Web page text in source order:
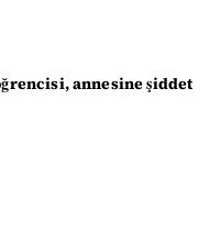
annesine şiddet